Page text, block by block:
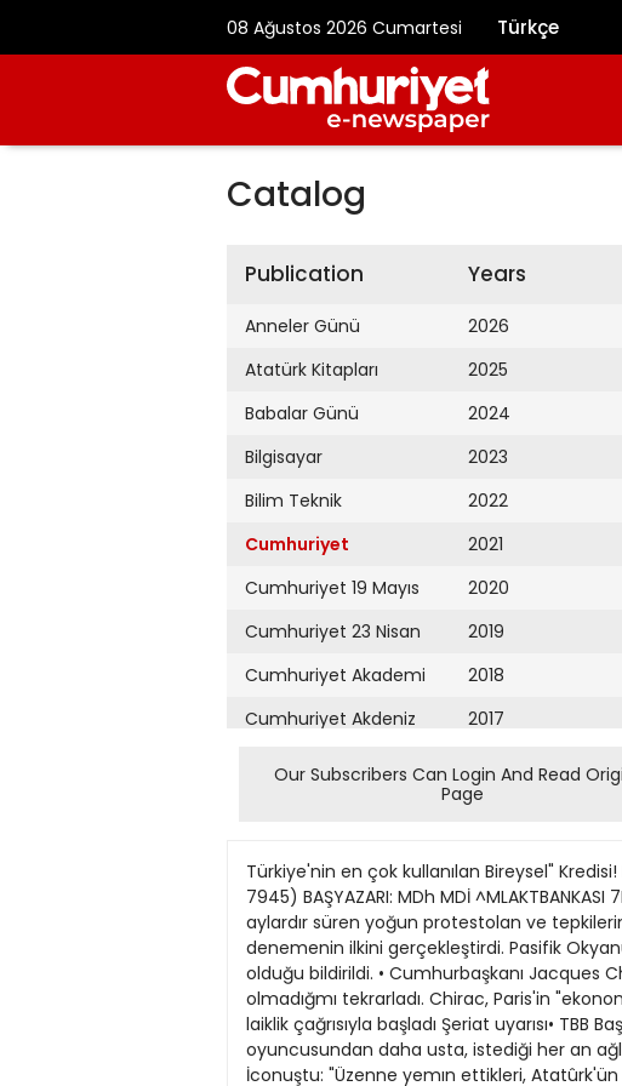
08 Ağustos 2026 Cumartesi Türkçe
Catalog
Publication
Anneler Günü
Atatürk Kitapları
Babalar Günü
Bilgisayar
Bilim Teknik
Cumhuriyet
Cumhuriyet 19 Mayıs
Cumhuriyet 23 Nisan
Cumhuriyet Akademi
Cumhuriyet Akdeniz
Cumhuriyet Alışveriş
Cumhuriyet Ankara
Cumhuriyet Büyük
Taaruz
Cumhuriyet
Cumartesi
Cumhuriyet Çevre
Years
2026
2025
2024
2023
2022
2021
2020
2019
2018
2017
2016
2015
2013
2012
2011
2010
2009
Our Subscribers Can Login And Read
Page
Türkiye'nin en çok kullanılan Bireysel" Kredisi!
7945) BAŞYAZARI: MDh MDİ ^MLAKTBANKASI
aylardır süren yoğun protestolan ve
denemenin ilkini gerçekleştirdi. Pasifik
olduğu bildirildi. • Cumhurbaşkanı Jacques
olmadığmı tekrarladı. Chirac, Paris'in
laiklik çağrısıyla başladı Şeriat uyarısı•
oyuncusundan daha usta, istediği her an
İconuştu: "Üzenne yemın ettikleri,